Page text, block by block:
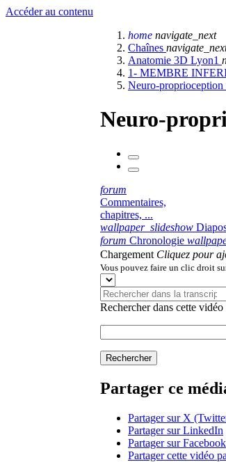
Accéder au contenu
home navigate_next
Chaînes
Anatomie 3D Lyon1
1- MEMBRE
Neuro-proprioception
Neuro-
forum
Commentaires,
chapitres, ...
wallpaper_slideshow
forum Chronologie
Chargement Cliquez pour
Vous pouvez faire un clic droit
Rechercher dans cette vidéo
Rechercher
Partager ce
Partager sur X
Partager sur LinkedIn
Partager sur Facebook
Partager cette vidéo